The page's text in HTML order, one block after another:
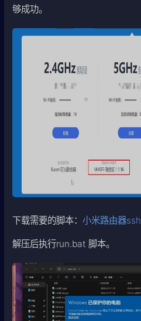
够成功。
下载需要的脚本： 小米路由器ssh
解压后执行run.bat 脚本。